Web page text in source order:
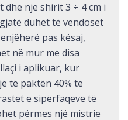
një shirit 3 ÷ 4 cm i
duhet të vendoset
pas kësaj,
në mur me disa
i aplikuar, kur
të paktën 40% të
e sipërfaqeve të
përmes një mistrie